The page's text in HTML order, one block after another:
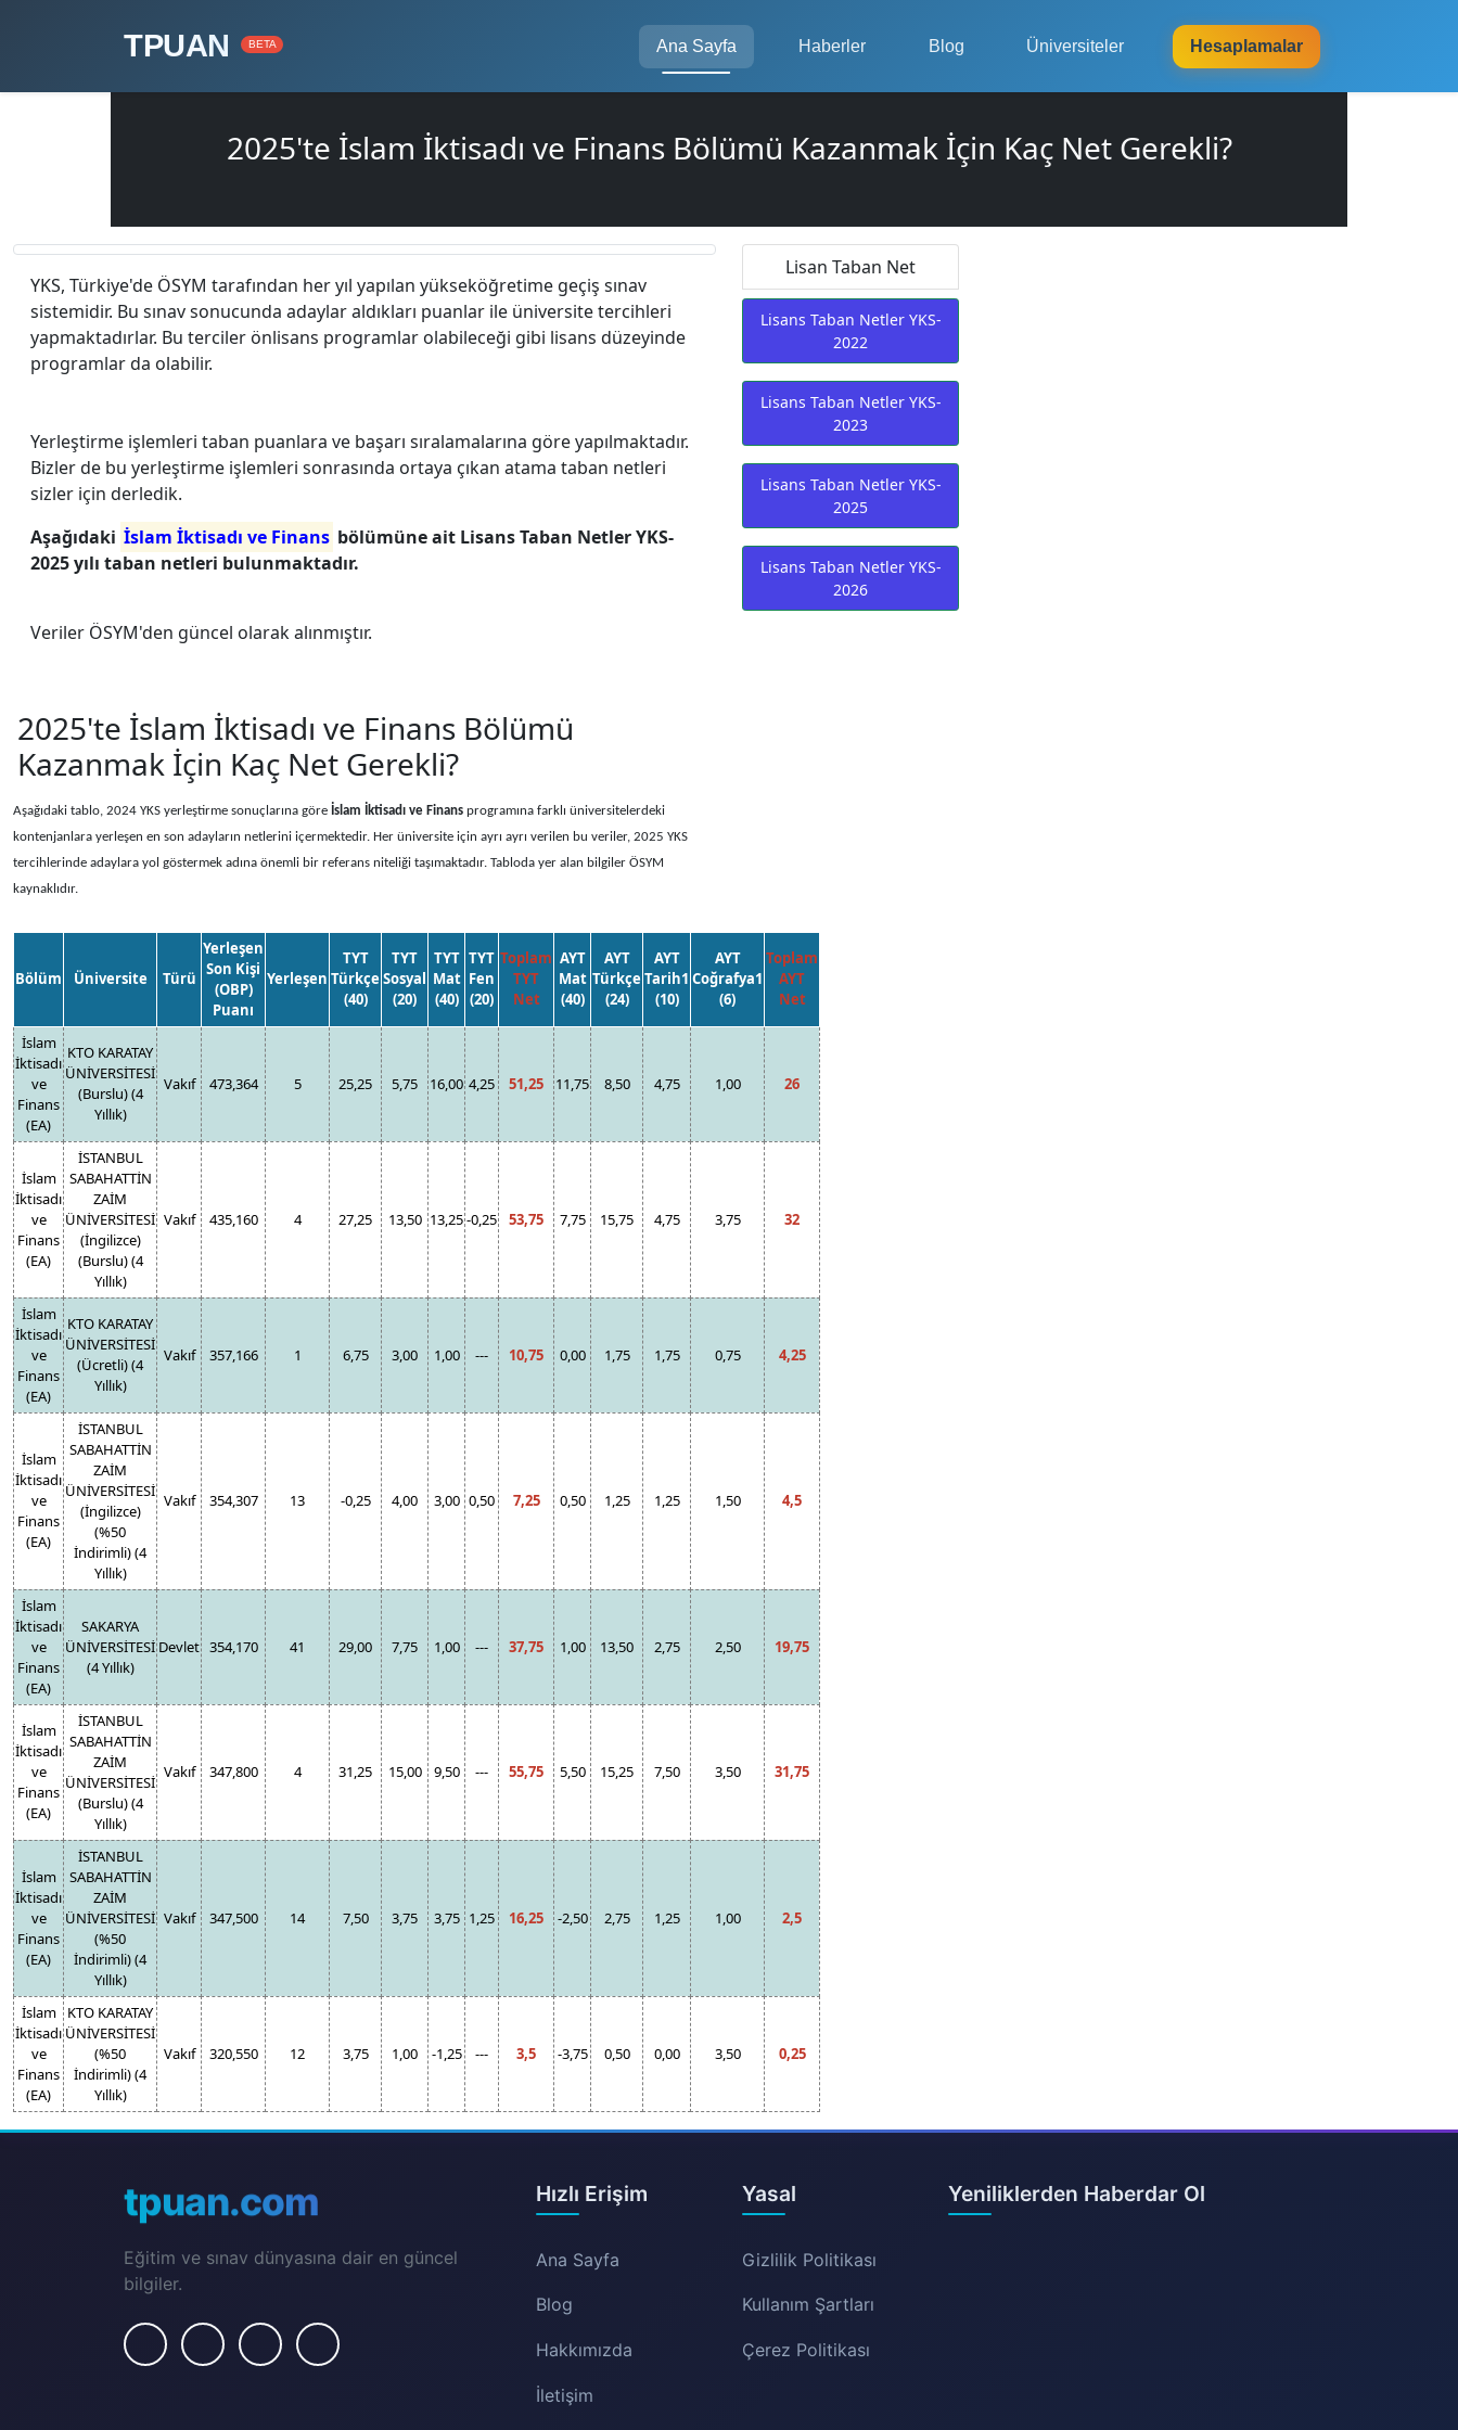
TPUAN BETA Ana Sayfa Haberler Blog Üniversiteler Hesaplamalar
2025'te İslam İktisadı ve Finans Bölümü Kazanmak İçin Kaç Net Gerekli?
YKS, Türkiye'de ÖSYM tarafından her yıl yapılan yükseköğretime geçiş sınav
sistemidir. Bu sınav sonucunda adaylar aldıkları puanlar ile üniversite tercihleri
yapmaktadırlar. Bu terciler önlisans programlar olabileceği gibi lisans düzeyinde
programlar da olabilir.
Yerleştirme işlemleri taban puanlara ve başarı sıralamalarına göre yapılmaktadır.
Bizler de bu yerleştirme işlemleri sonrasında ortaya çıkan atama taban netleri
sizler için derledik.
Aşağıdaki İslam İktisadı ve Finans bölümüne ait Lisans Taban Netler YKS-
2025 yılı taban netleri bulunmaktadır.
Veriler ÖSYM'den güncel olarak alınmıştır.
2025'te İslam İktisadı ve Finans Bölümü
Kazanmak İçin Kaç Net Gerekli?
Aşağıdaki tablo, 2024 YKS yerleştirme sonuçlarına göre İslam İktisadı ve Finans programına farklı üniversitelerdeki
kontenjanlara yerleşen en son adayların netlerini içermektedir. Her üniversite için ayrı ayrı verilen bu veriler, 2025 YKS
tercihlerinde adaylara yol göstermek adına önemli bir referans niteliği taşımaktadır. Tabloda yer alan bilgiler ÖSYM
kaynaklıdır.
Bölüm Üniversite Türü
Yerleşen
Son Kişi
(OBP)
Puanı
Yerleşen
TYT
Türkçe
(40)
TYT
Sosyal
(20)
TYT
Mat
(40)
TYT
Fen
(20)
Toplam
TYT
Net
AYT
Mat
(40)
AYT
Türkçe
(24)
AYT
Tarih1
(10)
AYT
Coğrafya1
(6)
Toplam
AYT
Net
İslam
İktisadı
ve
Finans
(EA)
KTO KARATAY
ÜNİVERSİTESİ
(Burslu) (4
Yıllık)
Vakıf 473,364 5 25,25 5,75 16,00 4,25 51,25 11,75 8,50 4,75 1,00 26
İslam
İktisadı
ve
Finans
(EA)
İSTANBUL
SABAHATTİN
ZAİM
ÜNİVERSİTESİ
(İngilizce)
(Burslu) (4
Yıllık)
Vakıf 435,160 4 27,25 13,50 13,25-0,25 53,75 7,75 15,75 4,75 3,75 32
İslam
İktisadı
ve
Finans
(EA)
KTO KARATAY
ÜNİVERSİTESİ
(Ücretli) (4
Yıllık)
Vakıf 357,166 1 6,75 3,00 1,00 --- 10,75 0,00 1,75 1,75 0,75 4,25
İslam
İktisadı
ve
Finans
(EA)
İSTANBUL
SABAHATTİN
ZAİM
ÜNİVERSİTESİ
(İngilizce)
(%50
İndirimli) (4
Yıllık)
Vakıf 354,307 13 -0,25 4,00 3,00 0,50 7,25 0,50 1,25 1,25 1,50 4,5
İslam
İktisadı
ve
Finans
(EA)
SAKARYA
ÜNİVERSİTESİ
(4 Yıllık)
Devlet 354,170 41 29,00 7,75 1,00 --- 37,75 1,00 13,50 2,75 2,50 19,75
İslam
İktisadı
ve
Finans
(EA)
İSTANBUL
SABAHATTİN
ZAİM
ÜNİVERSİTESİ
(Burslu) (4
Yıllık)
Vakıf 347,800 4 31,25 15,00 9,50 --- 55,75 5,50 15,25 7,50 3,50 31,75
İslam
İktisadı
ve
Finans
(EA)
İSTANBUL
SABAHATTİN
ZAİM
ÜNİVERSİTESİ
(%50
İndirimli) (4
Yıllık)
Vakıf 347,500 14 7,50 3,75 3,75 1,25 16,25 -2,50 2,75 1,25 1,00 2,5
İslam
İktisadı
ve
Finans
(EA)
KTO KARATAY
ÜNİVERSİTESİ
(%50
İndirimli) (4
Yıllık)
Vakıf 320,550 12 3,75 1,00 -1,25 --- 3,5 -3,75 0,50 0,00 3,50 0,25
Lisan Taban Net
Lisans Taban Netler YKS-
2022
Lisans Taban Netler YKS-
2023
Lisans Taban Netler YKS-
2025
Lisans Taban Netler YKS-
2026
tpuan.com
Eğitim ve sınav dünyasına dair en güncel
bilgiler.
Hızlı Erişim
Ana Sayfa
Blog
Hakkımızda
İletişim
Yasal
Gizlilik Politikası
Kullanım Şartları
Çerez Politikası
Yeniliklerden Haberdar Ol